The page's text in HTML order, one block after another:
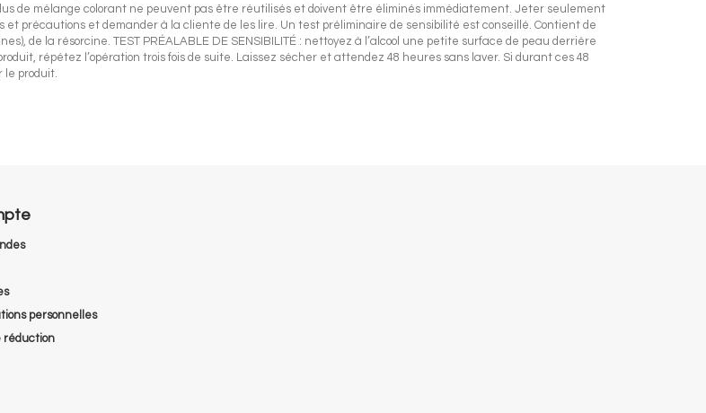
de mélange colorant ne peuvent pas être réutilisés et doivent être éliminés immédiatement. Jeter seulement
et précautions et demander à la cliente de les lire. Un test préliminaire de sensibilité est conseillé. Contient de
de la résorcine. TEST PRÉALABLE DE SENSIBILITÉ : nettoyez à l’alcool une petite surface de peau derrière
répétez l’opération trois fois de suite. Laissez sécher et attendez 48 heures sans laver. Si durant ces 48
le produit.
personnelles
réduction